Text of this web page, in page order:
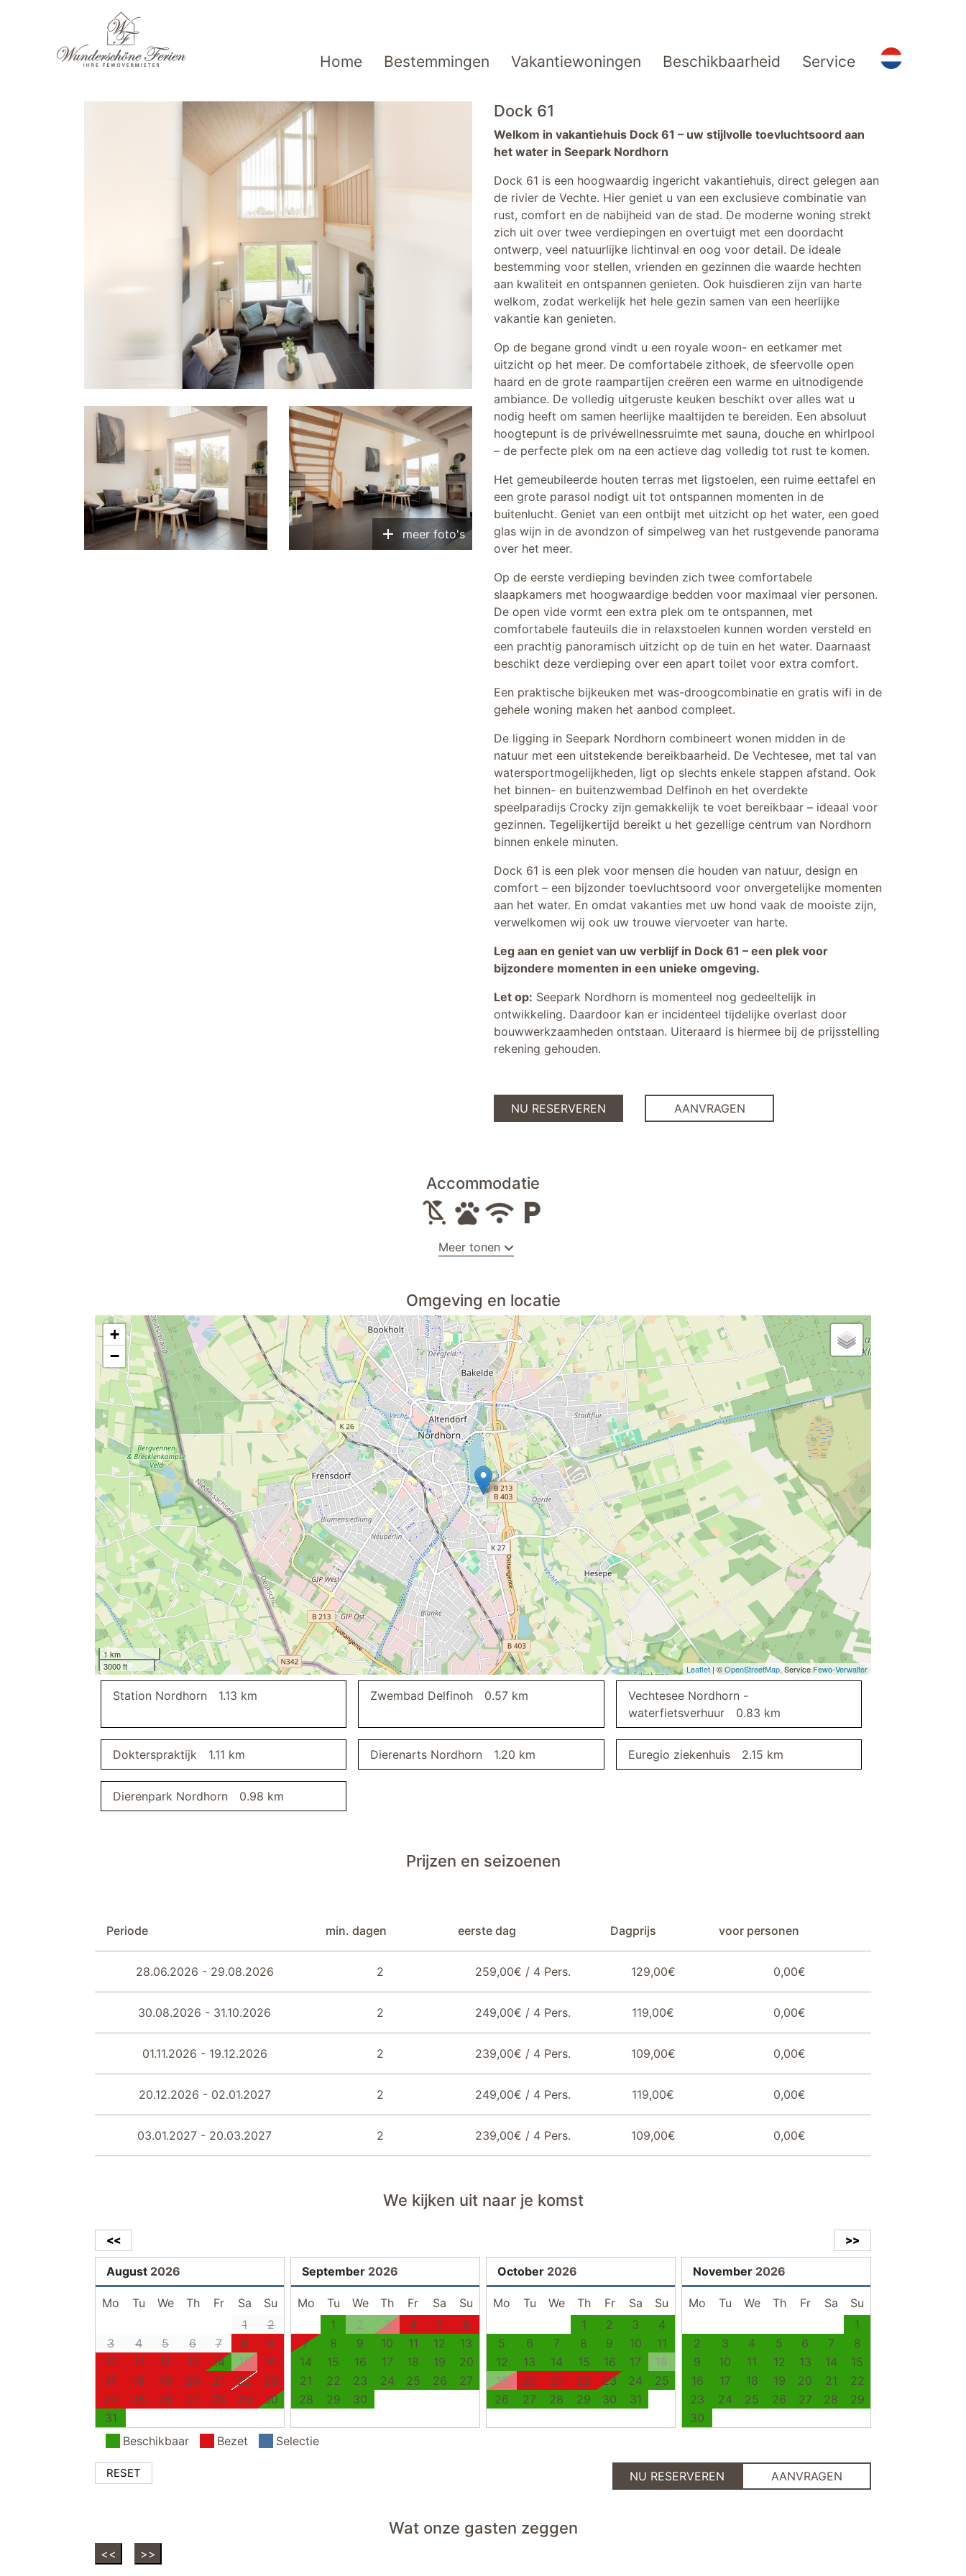
Home Bestemmingen Vakantiewoningen Beschikbaarheid Service
add meer foto's
Dock 61
Welkom in vakantiehuis Dock 61 – uw stijlvolle toevluchtsoord aan
het water in Seepark Nordhorn
Dock 61 is een hoogwaardig ingericht vakantiehuis, direct gelegen aan
de rivier de Vechte. Hier geniet u van een exclusieve combinatie van
rust, comfort en de nabijheid van de stad. De moderne woning strekt
zich uit over twee verdiepingen en overtuigt met een doordacht
ontwerp, veel natuurlijke lichtinval en oog voor detail. De ideale
bestemming voor stellen, vrienden en gezinnen die waarde hechten
aan kwaliteit en ontspannen genieten. Ook huisdieren zijn van harte
welkom, zodat werkelijk het hele gezin samen van een heerlijke
vakantie kan genieten.
Op de begane grond vindt u een royale woon- en eetkamer met
uitzicht op het meer. De comfortabele zithoek, de sfeervolle open
haard en de grote raampartijen creëren een warme en uitnodigende
ambiance. De volledig uitgeruste keuken beschikt over alles wat u
nodig heeft om samen heerlijke maaltijden te bereiden. Een absoluut
hoogtepunt is de privéwellnessruimte met sauna, douche en whirlpool
– de perfecte plek om na een actieve dag volledig tot rust te komen.
Het gemeubileerde houten terras met ligstoelen, een ruime eettafel en
een grote parasol nodigt uit tot ontspannen momenten in de
buitenlucht. Geniet van een ontbijt met uitzicht op het water, een goed
glas wijn in de avondzon of simpelweg van het rustgevende panorama
over het meer.
Op de eerste verdieping bevinden zich twee comfortabele
slaapkamers met hoogwaardige bedden voor maximaal vier personen.
De open vide vormt een extra plek om te ontspannen, met
comfortabele fauteuils die in relaxstoelen kunnen worden versteld en
een prachtig panoramisch uitzicht op de tuin en het water. Daarnaast
beschikt deze verdieping over een apart toilet voor extra comfort.
Een praktische bijkeuken met was-droogcombinatie en gratis wifi in de
gehele woning maken het aanbod compleet.
De ligging in Seepark Nordhorn combineert wonen midden in de
natuur met een uitstekende bereikbaarheid. De Vechtesee, met tal van
watersportmogelijkheden, ligt op slechts enkele stappen afstand. Ook
het binnen- en buitenzwembad Delfinoh en het overdekte
speelparadijs Crocky zijn gemakkelijk te voet bereikbaar – ideaal voor
gezinnen. Tegelijkertijd bereikt u het gezellige centrum van Nordhorn
binnen enkele minuten.
Dock 61 is een plek voor mensen die houden van natuur, design en
comfort – een bijzonder toevluchtsoord voor onvergetelijke momenten
aan het water. En omdat vakanties met uw hond vaak de mooiste zijn,
verwelkomen wij ook uw trouwe viervoeter van harte.
Leg aan en geniet van uw verblijf in Dock 61 – een plek voor
bijzondere momenten in een unieke omgeving.
Let op: Seepark Nordhorn is momenteel nog gedeeltelijk in
ontwikkeling. Daardoor kan er incidenteel tijdelijke overlast door
bouwwerkzaamheden ontstaan. Uiteraard is hiermee bij de prijsstelling
rekening gehouden.
NU RESERVEREN AANVRAGEN
Accommodatie
Meer tonen
wc
sauna
ingebouwde radio
Handdoekradiator
vloerverwarming
algemeen Kinderstoel vissen
katten toegestaan
gezinsvriendelijk
hondenbakjes
in een vakantiepark
gratis wifi
bowling
honden toegestaan
uitzicht op het water
geschikt voor senioren
verwarming
Wasserij-service tegen betaling
betaling zonder contant geld
dweilbaar vloeroppervlak
fietsen
honden toegestaan roken verboden
keuken keuken
woonkamer
buitenruimte
gratis parkeerplaats omheind terrein
tuin/gazon
oplaadmoglijkheid voor e-fietsen
badkamer 2
eetkamer
eetkamerstoelen eettafel televisie
slaapkamer II
slaapkamer I
garderobe
bezemkast stofzuiger
terras
Omgeving en locatie
+
−
1 km
3000 ft
Leaflet| ©OpenStreetMap, Service Fewo-Verwalter
Station Nordhorn 1.13 km Zwembad Delfinoh 0.57 km
Vechtesee Nordhorn -
waterfietsverhuur
0.83 km
Dokterspraktijk 1.11 km Dierenarts Nordhorn 1.20 km Euregio ziekenhuis 2.15 km
Dierenpark Nordhorn 0.98 km
Prijzen en seizoenen
Periode min. dagen eerste dag Dagprijs voor personen
28.06.2026 - 29.08.2026 2 259,00€ / 4 Pers. 129,00€ 0,00€
30.08.2026 - 31.10.2026 2 249,00€ / 4 Pers. 119,00€ 0,00€
01.11.2026 - 19.12.2026 2 239,00€ / 4 Pers. 109,00€ 0,00€
20.12.2026 - 02.01.2027 2 249,00€ / 4 Pers. 119,00€ 0,00€
03.01.2027 - 20.03.2027 2 239,00€ / 4 Pers. 109,00€ 0,00€
We kijken uit naar je komst
>>
<<
August 2026
Mo Tu We Th Fr Sa
Su
1
2
3
4 5 6 7 8
9
10
11 12 13 14 15
16
17
18 19 20 21 22
23
24
25 26 27 28 29
30
31
September 2026
Mo Tu We Th Fr Sa
Su
1
2 3 4 5
6
7
8 9 10 11 12
13
14
15 16 17 18 19
20
21
22 23 24 25 26
27
28
29 30
October 2026
Mo Tu We Th Fr Sa
Su
1
2 3
4
5
6 7 8 9 10
11
12
13 14 15 16 17
18
19
20 21 22 23 24
25
26
27 28 29 30 31
November 2026
Mo Tu We Th Fr Sa
Su
1
2
3 4 5 6 7
8
9
10 11 12 13 14
15
16
17 18 19 20 21
22
23
24 25 26 27 28
29
30
Beschikbaar
Bezet Selectie
RESET NU RESERVEREN AANVRAGEN
Wat onze gasten zeggen
<< >>